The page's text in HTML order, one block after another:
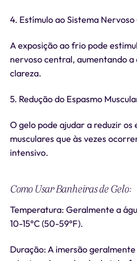
4. Estímulo ao Sistema
A exposição ao frio pode
nervoso central, aumentando
clareza.
5. Redução do Espasmo
O gelo pode ajudar a reduzir os
musculares que às vezes
intensivo.
Como Usar Banheiras de Gelo:
Temperatura: Geralmente a
10-15°C (50-59°F).
Duração: A imersão